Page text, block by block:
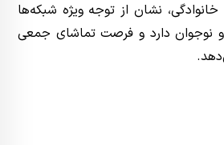
نشان از توجه ویژه شبکه‌ها
نوجوان دارد و فرصت تماشای جمعی